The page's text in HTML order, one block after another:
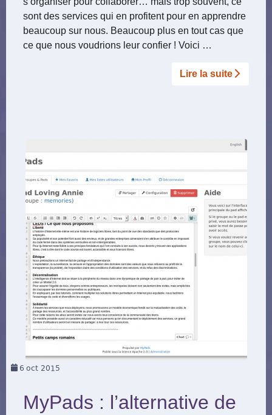
sont des services qui en profitent pour en apprendre
beaucoup sur nous. Beaucoup plus en tout cas que
ce que nous voudrions leur confier ! Voici …
Lire la suite­­
6 oct 2015
MyPads : l’alternative de